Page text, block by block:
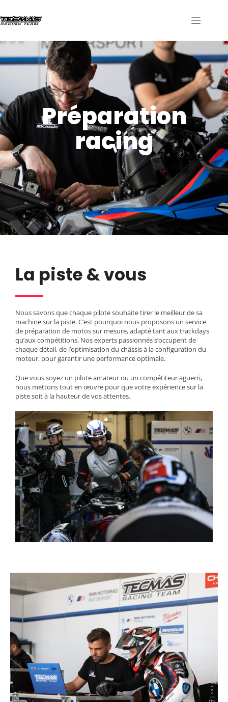
Préparation
racing
La piste & vous
Nous savons que chaque pilote souhaite tirer le meilleur de sa
machine sur la piste. C’est pourquoi nous proposons un service
de préparation de motos sur mesure, adapté tant aux trackdays
qu’aux compétitions. Nos experts passionnés s’occupent de
chaque détail, de l’optimisation du châssis à la configuration du
moteur, pour garantir une performance optimale.
Que vous soyez un pilote amateur ou un compétiteur aguerri,
nous mettons tout en œuvre pour que votre expérience sur la
piste soit à la hauteur de vos attentes.